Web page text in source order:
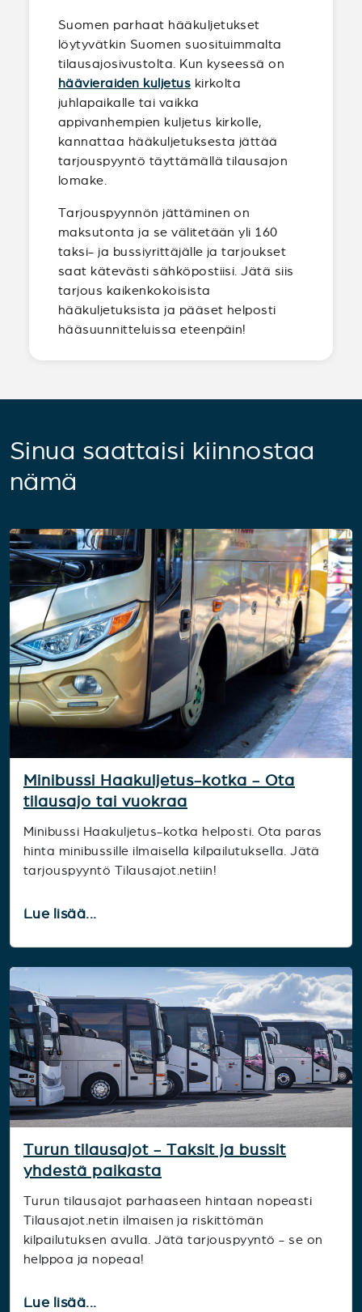
Suomen parhaat hääkuljetukset
löytyvätkin Suomen suosituimmalta
tilausajosivustolta. Kun kyseessä on
häävieraiden kuljetus kirkolta
juhlapaikalle tai vaikka
appivanhempien kuljetus kirkolle,
kannattaa hääkuljetuksesta jättää
tarjouspyyntö täyttämällä tilausajon
lomake.
Tarjouspyynnön jättäminen on
maksutonta ja se välitetään yli 160
taksi- ja bussiyrittäjälle ja tarjoukset
saat kätevästi sähköpostiisi. Jätä siis
tarjous kaikenkokoisista
hääkuljetuksista ja pääset helposti
hääsuunnitteluissa eteenpäin!
Sinua saattaisi kiinnostaa
nämä
Minibussi Haakuljetus-kotka - Ota
tilausajo tai vuokraa
Minibussi Haakuljetus-kotka helposti. Ota paras
hinta minibussille ilmaisella kilpailutuksella. Jätä
tarjouspyyntö Tilausajot.netiin!
Lue lisää...
Turun tilausajot - Taksit ja bussit
yhdestä paikasta
Turun tilausajot parhaaseen hintaan nopeasti
Tilausajot.netin ilmaisen ja riskittömän
kilpailutuksen avulla. Jätä tarjouspyyntö - se on
helppoa ja nopeaa!
Lue lisää...